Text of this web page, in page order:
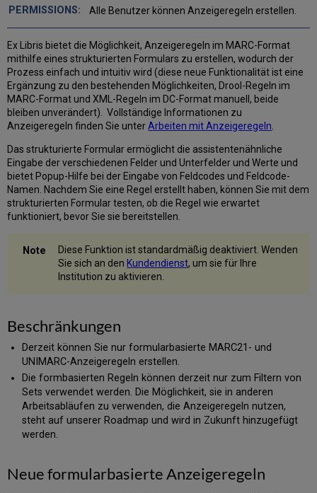
Alle Benutzer können Anzeigeregeln erstellen.
Ex Libris bietet die Möglichkeit, Anzeigeregeln im MARC-Format
mithilfe eines strukturierten Formulars zu erstellen, wodurch der
Prozess einfach und intuitiv wird (diese neue Funktionalität ist eine
Ergänzung zu den bestehenden Möglichkeiten, Drool-Regeln im
MARC-Format und XML-Regeln im DC-Format manuell, beide
bleiben unverändert). Vollständige Informationen zu
Anzeigeregeln finden Sie unterArbeiten mit Anzeigeregeln
Das strukturierte Formular ermöglicht die assistentenähnliche
Eingabe der verschiedenen Felder und Unterfelder und Werte und
bietet Popup-Hilfe bei der Eingabe von Feldcodes und Feldcode-
Namen. Nachdem Sie eine Regel erstellt haben, können Sie mit dem
strukturierten Formular testen, ob die Regel wie erwartet
funktioniert, bevor Sie sie bereitstellen.
Diese Funktion ist standardmäßig deaktiviert. Wenden
Sie sich an den Kundendienst, um sie für Ihre
Institution zu aktivieren.
Beschränkungen
Derzeit können Sie nur formularbasierte MARC21- und
UNIMARC-Anzeigeregeln erstellen.
Die formbasierten Regeln können derzeit nur zum Filtern von
Sets verwendet werden. Die Möglichkeit, sie in anderen
Arbeitsabläufen zu verwenden, die Anzeigeregeln nutzen,
steht auf unserer Roadmap und wird in Zukunft hinzugefügt
werden.
Neue formularbasierte Anzeigeregeln